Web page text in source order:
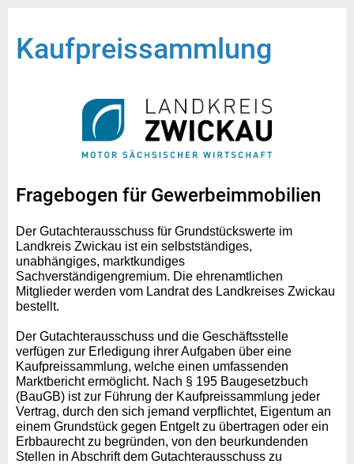
Kaufpreissammlung
Fragebogen für Gewerbeimmobilien
Der Gutachterausschuss für Grundstückswerte im
Landkreis Zwickau ist ein selbstständiges,
unabhängiges, marktkundiges
Sachverständigengremium. Die ehrenamtlichen
Mitglieder werden vom Landrat des Landkreises Zwickau
bestellt.
Der Gutachterausschuss und die Geschäftsstelle
verfügen zur Erledigung ihrer Aufgaben über eine
Kaufpreissammlung, welche einen umfassenden
Marktbericht ermöglicht. Nach § 195 Baugesetzbuch
(BauGB) ist zur Führung der Kaufpreissammlung jeder
Vertrag, durch den sich jemand verpflichtet, Eigentum an
einem Grundstück gegen Entgelt zu übertragen oder ein
Erbbaurecht zu begründen, von den beurkundenden
Stellen in Abschrift dem Gutachterausschuss zu